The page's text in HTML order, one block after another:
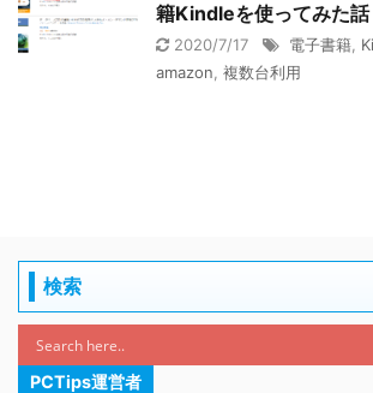
籍Kindleを使ってみた話
2020/7/17 電子書籍
amazon 複数台利用
検索
PCTips運営者